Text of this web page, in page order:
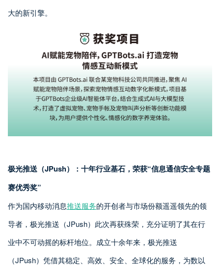
大的新引擎。
极光推送（JPush）：十年行业基石，荣获“信息通信安全专题
赛优秀奖”
作为国内移动消息推送服务的开创者与市场份额遥遥领先的领
导者，极光推送（JPush）此次再获殊荣，充分证明了其在行
业中不可动摇的标杆地位。成立十余年来，极光推送
（JPush）凭借其稳定、高效、安全、全球化的服务，为数以